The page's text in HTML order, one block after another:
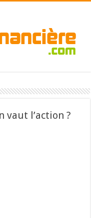
vaut l’action ?